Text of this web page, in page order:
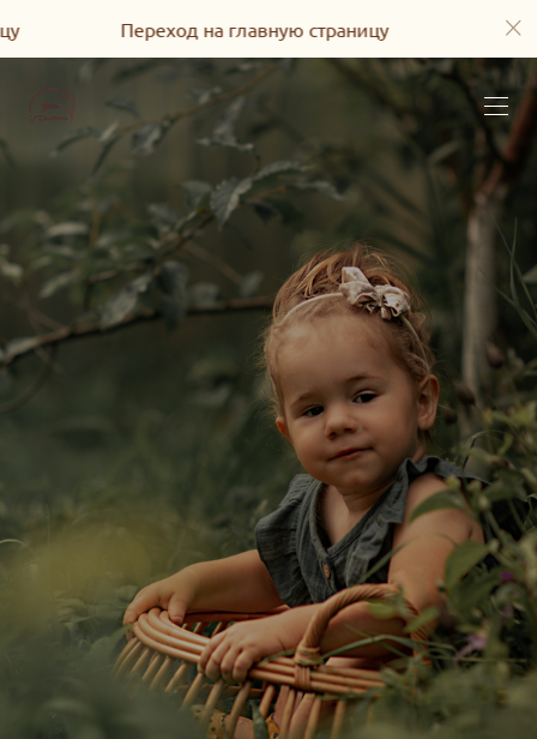
Переход на главную страницу Переход на